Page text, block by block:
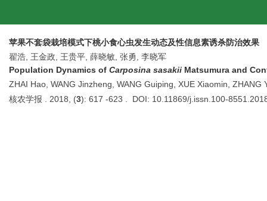
苹果不套袋栽培模式下桃小食心虫发生动态及性信息素诱杀防治效果
翟浩, 王金政, 王贵平, 薛晓敏, 张勇, 李晓军
Population Dynamics of Carposina sasakii Matsumura and
ZHAI Hao, WANG Jinzheng, WANG Guiping, XUE Xiaomin, ZHANG
核农学报 . 2018, (3): 617 -623 . DOI: 10.11869/j.issn.100-